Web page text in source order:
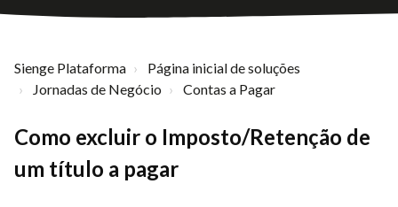
Sienge Plataforma
Página inicial de soluções
Jornadas de Negócio
Contas a Pagar
Como excluir o Imposto/Retenção de
um título a pagar